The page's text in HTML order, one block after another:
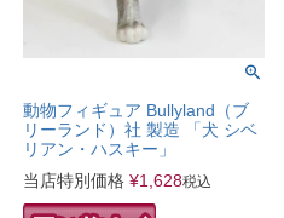
動物フィギュア Bullyland（ブ
リーランド）社 製造 「犬 シベ
リアン・ハスキー」
当店特別価格 ¥1,628税込